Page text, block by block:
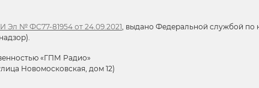
Эл № ФС77-81954 от 24.09.2021, выдано Федеральной службой по
«ГПМ Радио»
Новомосковская, дом 12)